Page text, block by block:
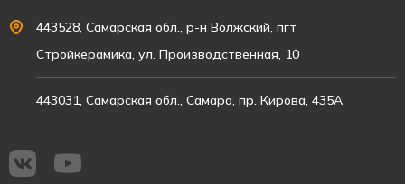
443528, Самарская обл., р-н Волжский, пгт
Стройкерамика, ул. Производственная, 10
443031, Самарская обл., Самара, пр. Кирова, 435А